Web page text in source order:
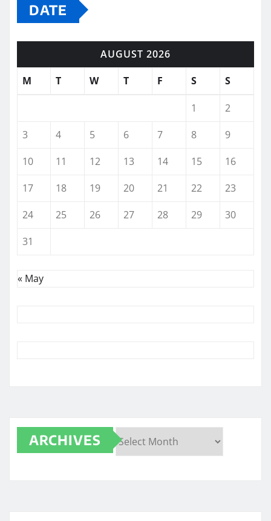
DATE
AUGUST 2026
M
T W T F S S
1
2
3
4 5 6 7 8
9
10
11 12 13 14 15
16
17
18 19 20 21 22
23
24
25 26 27 28 29
30
31
« May
ARCHIVES